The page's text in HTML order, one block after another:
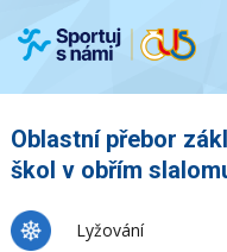
Oblastní přebor
škol v obřím
Lyžování